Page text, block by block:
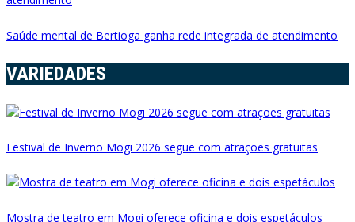
Saúde mental de Bertioga ganha rede integrada de atendimento
VARIEDADES
Festival de Inverno Mogi 2026 segue com atrações gratuitas
Mostra de teatro em Mogi oferece oficina e dois espetáculos